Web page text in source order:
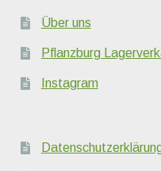
Über uns
Pflanzburg
Instagram